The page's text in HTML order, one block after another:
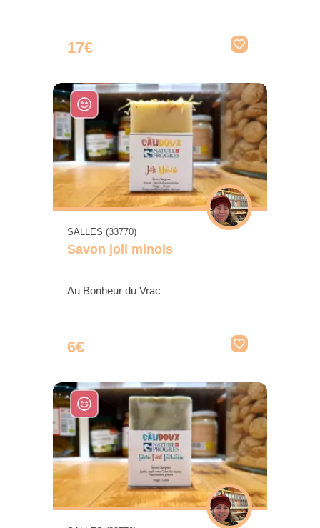
17€
SALLES (33770)
Savon joli minois
Au Bonheur du Vrac
6€